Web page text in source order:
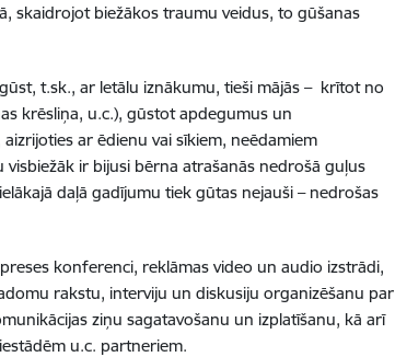
skaidrojot biežākos traumu veidus, to gūšanas
t.sk., ar letālu iznākumu, tieši mājās – krītot no
krēsliņa, u.c.), gūstot apdegumus un
ar ēdienu vai sīkiem, neēdamiem
ir bijusi bērna atrašanās nedrošā guļus
daļā gadījumu tiek gūtas nejauši – nedrošas
konferenci, reklāmas video un audio izstrādi,
rakstu, interviju un diskusiju organizēšanu par
ziņu sagatavošanu un izplatīšanu, kā arī
u.c. partneriem.